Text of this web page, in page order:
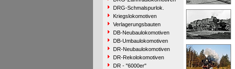
DRG-Schmalspurlok.
Kriegslokomotiven
Verlagerungsbauten
DB-Neubaulokomotiven
DB-Umbaulokomotiven
DR-Neubaulokomotiven
DR-Rekolokomotiven
DR - "6000er"